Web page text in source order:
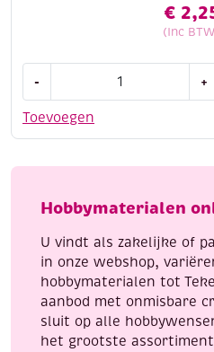
€
(Inc
Toevoegen
-
marker
+
Hobbymaterialen
U vindt als zakelijke of
in onze webshop,
hobbymaterialen tot
aanbod met onmisbare
sluit op alle
het grootste